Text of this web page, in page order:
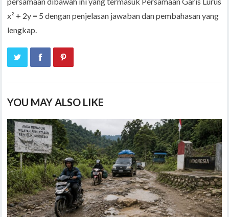
x² + 2y = 5 dengan penjelasan jawaban dan pembahasan yang
lengkap.
YOU MAY ALSO LIKE